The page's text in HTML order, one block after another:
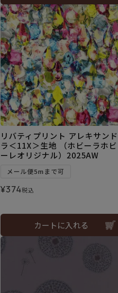
リバティプリント アレキサンド
ラ＜11X＞生地 （ホビーラホビ
ーレオリジナル）2025AW
メール便5mまで可
¥374税込
カートに入れる